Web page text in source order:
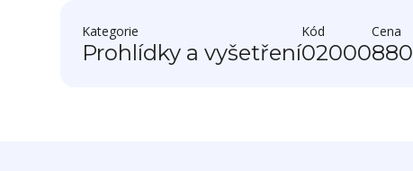
Kategorie
Prohlídky a vyšetření
Kód
02000
Cena
880